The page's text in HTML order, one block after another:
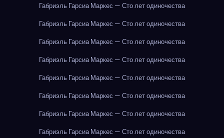
Габриэль Гарсиа Маркес — Сто лет одиночества
Габриэль Гарсиа Маркес — Сто лет одиночества
Габриэль Гарсиа Маркес — Сто лет одиночества
Габриэль Гарсиа Маркес — Сто лет одиночества
Габриэль Гарсиа Маркес — Сто лет одиночества
Габриэль Гарсиа Маркес — Сто лет одиночества
Габриэль Гарсиа Маркес — Сто лет одиночества
Габриэль Гарсиа Маркес — Сто лет одиночества